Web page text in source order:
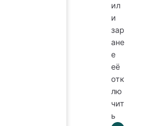
ил
и
зар
ане
е
её
отк
лю
чит
ь